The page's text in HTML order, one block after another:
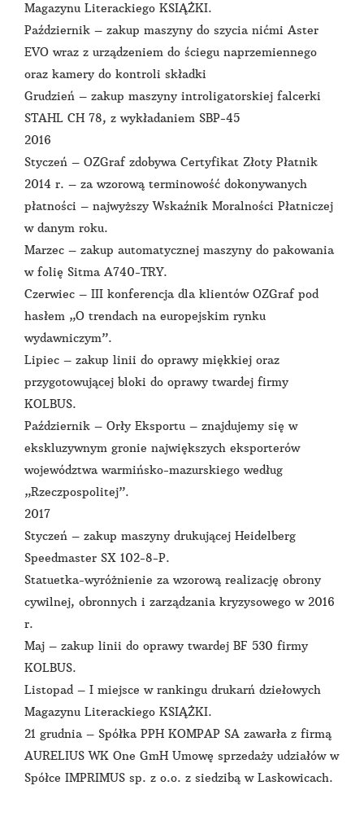
Magazynu Literackiego KSIĄŻKI.
Październik – zakup maszyny do szycia nićmi Aster
EVO wraz z urządzeniem do ściegu naprzemiennego
oraz kamery do kontroli składki
Grudzień – zakup maszyny introligatorskiej falcerki
STAHL CH 78, z wykładaniem SBP-45
2016
Styczeń – OZGraf zdobywa Certyfikat Złoty Płatnik
2014 r. – za wzorową terminowość dokonywanych
płatności – najwyższy Wskaźnik Moralności Płatniczej
w danym roku.
Marzec – zakup automatycznej maszyny do pakowania
w folię Sitma A740-TRY.
Czerwiec – III konferencja dla klientów OZGraf pod
hasłem „O trendach na europejskim rynku
wydawniczym”.
Lipiec – zakup linii do oprawy miękkiej oraz
przygotowującej bloki do oprawy twardej firmy
KOLBUS.
Październik – Orły Eksportu – znajdujemy się w
ekskluzywnym gronie największych eksporterów
województwa warmińsko-mazurskiego według
„Rzeczpospolitej”.
2017
Styczeń – zakup maszyny drukującej Heidelberg
Speedmaster SX 102-8-P.
Statuetka-wyróżnienie za wzorową realizację obrony
cywilnej, obronnych i zarządzania kryzysowego w 2016
r.
Maj – zakup linii do oprawy twardej BF 530 firmy
KOLBUS.
Listopad – I miejsce w rankingu drukarń dziełowych
Magazynu Literackiego KSIĄŻKI.
21 grudnia – Spółka PPH KOMPAP SA zawarła z firmą
AURELIUS WK One GmH Umowę sprzedaży udziałów w
Spółce IMPRIMUS sp. z o.o. z siedzibą w Laskowicach.